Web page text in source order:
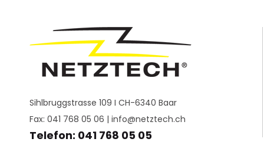
Sihlbruggstrasse 109 I CH-6340 Baar
Fax: 041 768 05 06 | info@netztech.ch
Telefon: 041 768 05 05